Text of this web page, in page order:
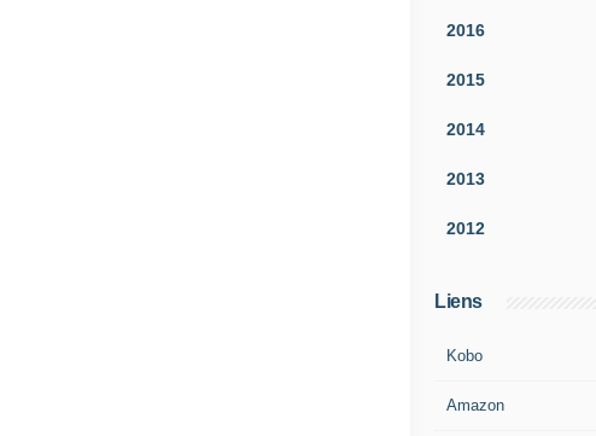
2016
2015
2014
2013
2012
Liens
Kobo
Amazon